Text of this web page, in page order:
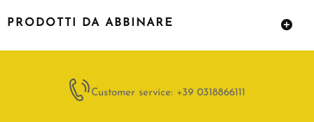
PRODOTTI DA ABBINARE
Customer service: +39 0318866111